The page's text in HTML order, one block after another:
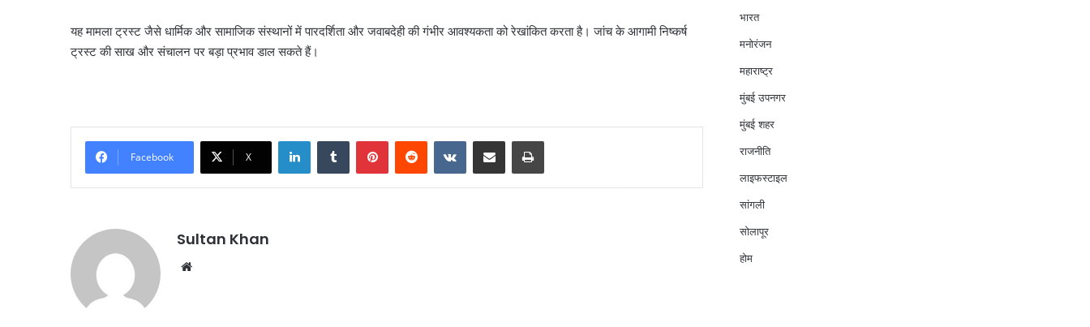
यह मामला ट्रस्ट जैसे धार्मिक और सामाजिक संस्थानों में पारदर्शिता और जवाबदेही की गंभीर आवश्यकता को रेखांकित करता है। जांच के आगामी निष्कर्ष
ट्रस्ट की साख और संचालन पर बड़ा प्रभाव डाल सकते हैं।
Facebook X
Sultan Khan
भारत
मनोरंजन
महाराष्ट्र
मुंबई उपनगर
मुंबई शहर
राजनीति
लाइफस्टाइल
सांगली
सोलापूर
होम